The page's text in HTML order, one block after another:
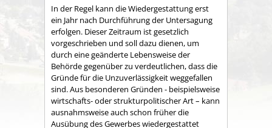
In der Regel kann die Wiedergestattung erst
ein Jahr nach Durchführung der Untersagung
erfolgen. Dieser Zeitraum ist gesetzlich
vorgeschrieben und soll dazu dienen, um
durch eine geänderte Lebensweise der
Behörde gegenüber zu verdeutlichen, dass die
Gründe für die Unzuverlässigkeit weggefallen
sind. Aus besonderen Gründen - beispielsweise
wirtschafts- oder strukturpolitischer Art – kann
ausnahmsweise auch schon früher die
Ausübung des Gewerbes wiedergestattet